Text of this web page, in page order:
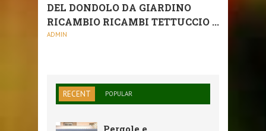
DEL DONDOLO DA GIARDINO
RICAMBIO RICAMBI TETTUCCIO ...
ADMIN
RECENT POPULAR
Pergole e